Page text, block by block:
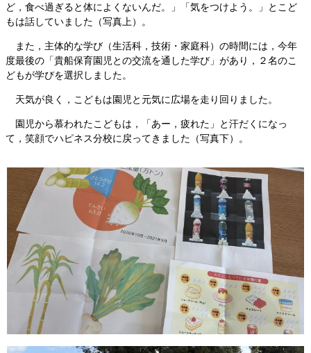
ど，食べ過ぎると体によくないんだ。」「気をつけよう。」とこど
もは話していました（写真上）。
また，主体的な学び（生活科，技術・家庭科）の時間には，今年
度最後の「貴船保育園児との交流を通した学び」があり，２名のこ
どもが学びを選択しました。
天気が良く，こどもは園児と元気に広場を走り回りました。
園児から慕われたこどもは，「あー，疲れた」と汗だくになっ
て，笑顔でハピネス分校に戻ってきました（写真下）。